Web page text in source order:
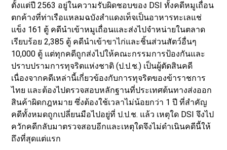
ตั้งแต่ปี 2563 อยู่ในความรับผิดชอบของ DSI ทั้งคดีหมูเถื่อน
ตกค้างที่ท่าเรือแหลมฉบังสำแดงเท็จเป็นอาหารทะเลแช่
แข็ง 161 ตู้ คดีนำเข้าหมูเถื่อนและส่งไปจำหน่ายในตลาด
เรียบร้อย 2,385 ตู้ คดีนำเข้าขาไก่และชิ้นส่วนสัตว์อื่นๆ
10,000 ตู้ แต่ทุกคดีถูกส่งไปให้คณะกรรมการป้องกันและ
ปราบปรามการทุจริตแห่งชาติ (ป.ป.ช.) เป็นผู้ตัดสินคดี
เนื่องจากคดีเหล่านี้เกี่ยวข้องกับการทุจริตของข้าราชการ
ไทย และต้องไปตรวจสอบหลักฐานที่ประเทศต้นทางส่งออก
สินค้าผิดกฎหมาย ซึ่งต้องใช้เวลาไม่น้อยกว่า 1 ปี ที่สำคัญ
คดีทั้งหมดถูกเปลี่ยนมือไปอยู่ที่ ป.ป.ช. แล้ว เหตุใด DSI จึงไป
ควักคดีกลับมาตรวจสอบอีกและเหตุใดจึงไม่ดำเนินคดีนี้ให้
ถึงที่สุดแต่แรก